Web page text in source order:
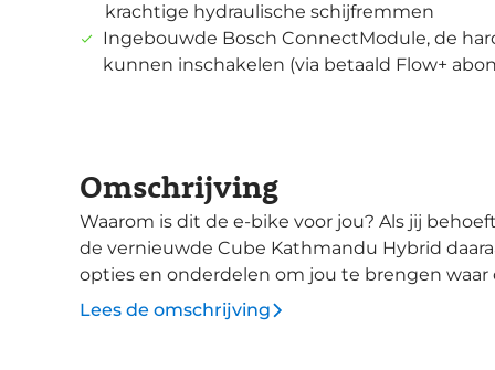
krachtige hydraulische schijfremmen
Ingebouwde Bosch ConnectModule, de
kunnen inschakelen (via betaald Flow+
Omschrijving
Waarom is dit de e-bike voor jou? Als jij behoefte hebt om wereld te ontdekken, dan voldoet
de vernieuwde Cube Kathmandu Hybrid
opties en onderdelen om jou te brengen waar
comfortabele Efficient Comfort-geometrie is
voltooien. De 100mm veerweg in de
Lees de omschrijving